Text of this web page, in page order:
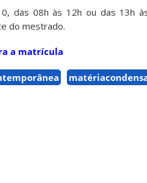
das 08h às 12h ou das 13h
do mestrado.
a matrícula